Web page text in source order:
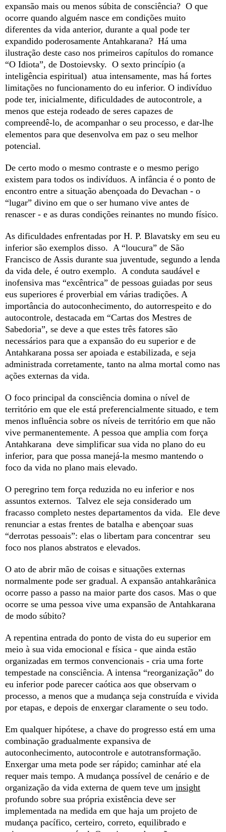
expansão mais ou menos súbita de consciência? O que
ocorre quando alguém nasce em condições muito
diferentes da vida anterior, durante a qual pode ter
expandido poderosamente Antahkarana? Há uma
ilustração deste caso nos primeiros capítulos do romance
“O Idiota”, de Dostoievsky. O sexto princípio (a
inteligência espiritual) atua intensamente, mas há fortes
limitações no funcionamento do eu inferior. O indivíduo
pode ter, inicialmente, dificuldades de autocontrole, a
menos que esteja rodeado de seres capazes de
compreendê-lo, de acompanhar o seu processo, e dar-lhe
elementos para que desenvolva em paz o seu melhor
potencial.
De certo modo o mesmo contraste e o mesmo perigo
existem para todos os indivíduos. A infância é o ponto de
encontro entre a situação abençoada do Devachan - o
“lugar” divino em que o ser humano vive antes de
renascer - e as duras condições reinantes no mundo físico.
As dificuldades enfrentadas por H. P. Blavatsky em seu eu
inferior são exemplos disso. A “loucura” de São
Francisco de Assis durante sua juventude, segundo a lenda
da vida dele, é outro exemplo. A conduta saudável e
inofensiva mas “excêntrica” de pessoas guiadas por seus
eus superiores é proverbial em várias tradições. A
importância do autoconhecimento, do autorrespeito e do
autocontrole, destacada em “Cartas dos Mestres de
Sabedoria”, se deve a que estes três fatores são
necessários para que a expansão do eu superior e de
Antahkarana possa ser apoiada e estabilizada, e seja
administrada corretamente, tanto na alma mortal como nas
ações externas da vida.
O foco principal da consciência domina o nível de
território em que ele está preferencialmente situado, e tem
menos influência sobre os níveis de território em que não
vive permanentemente. A pessoa que amplia com força
Antahkarana deve simplificar sua vida no plano do eu
inferior, para que possa manejá-la mesmo mantendo o
foco da vida no plano mais elevado.
O peregrino tem força reduzida no eu inferior e nos
assuntos externos. Talvez ele seja considerado um
fracasso completo nestes departamentos da vida. Ele deve
renunciar a estas frentes de batalha e abençoar suas
“derrotas pessoais”: elas o libertam para concentrar seu
foco nos planos abstratos e elevados.
O ato de abrir mão de coisas e situações externas
normalmente pode ser gradual. A expansão antahkarânica
ocorre passo a passo na maior parte dos casos. Mas o que
ocorre se uma pessoa vive uma expansão de Antahkarana
de modo súbito?
A repentina entrada do ponto de vista do eu superior em
meio à sua vida emocional e física - que ainda estão
organizadas em termos convencionais - cria uma forte
tempestade na consciência. A intensa “reorganização” do
eu inferior pode parecer caótica aos que observam o
processo, a menos que a mudança seja construída e vivida
por etapas, e depois de enxergar claramente o seu todo.
Em qualquer hipótese, a chave do progresso está em uma
combinação gradualmente expansiva de
autoconhecimento, autocontrole e autotransformação.
Enxergar uma meta pode ser rápido; caminhar até ela
requer mais tempo. A mudança possível de cenário e de
organização da vida externa de quem teve um insight
profundo sobre sua própria existência deve ser
implementada na medida em que haja um projeto de
mudança pacífico, certeiro, correto, equilibrado e